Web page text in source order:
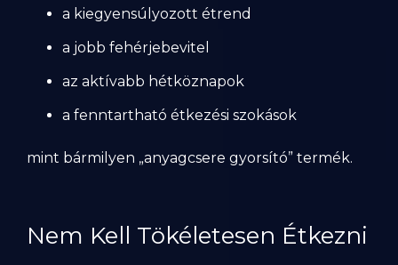
a kiegyensúlyozott étrend
a jobb fehérjebevitel
az aktívabb hétköznapok
a fenntartható étkezési szokások
mint bármilyen „anyagcsere gyorsító” termék.
Nem Kell Tökéletesen Étkezni